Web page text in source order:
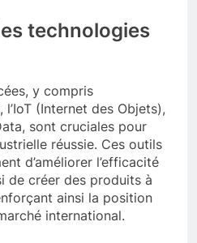
technologies
y compris
(Internet des Objets),
sont cruciales pour
réussie. Ces outils
d’améliorer l’efficacité
de créer des produits à
ainsi la position
international.